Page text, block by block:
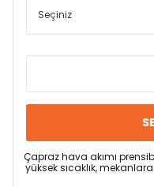
Çapraz hava akımı
yüksek sıcaklık,